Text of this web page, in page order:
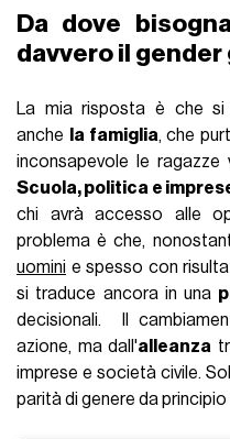
Da dove
davvero il gender
La mia risposta è che si
anche
la famiglia, che
inconsapevole le
Scuola, politica e
chi avrà accesso alle
problema è che,
uomini e spesso con
si traduce ancora in una
decisionali. Il
azione, ma dall'alleanza
imprese e società civile.
parità di genere da